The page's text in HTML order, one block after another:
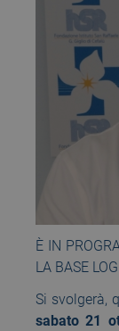
È IN
LA BASE
Si svolgerà,
sabato 21